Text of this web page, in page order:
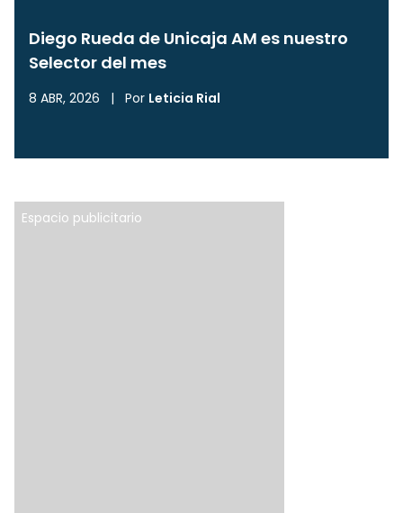
Diego Rueda de Unicaja AM es nuestro
Selector del mes
8 ABR, 2026 | Por Leticia Rial
Espacio publicitario